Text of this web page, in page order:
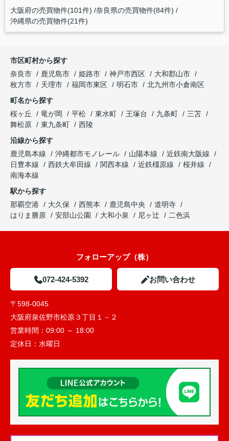
大阪府の売買物件(101件) 奈良県の売買物件(84件)
沖縄県の売買物件(21件)
市区町村から探す
奈良市
鹿児島市 姫路市 神戸市西区
大和郡山市
枚方市
天理市 福岡市東区 明石市
北九州市小倉南区
町名から探す
桜ヶ丘
竜が岡 平松 東水町 王塚台 九条町
三苫
舞松原
東九条町
西陵
沿線から探す
鹿児島本線
沖縄都市モノレール 山陽本線
近鉄南大阪線
日豊本線
西鉄大牟田線 関西本線 近鉄橿原線
桜井線
南海本線
駅から探す
那覇空港
大久保 西熊本 鹿児島中央
道明寺
はりま勝原
安部山公園 大和小泉 尼ヶ辻 二色浜
フォローアップ（株）
072-424-5392 お問い合わせ
〒598-0045
大阪府泉佐野市松原３丁目１－２
営業時間： 09:00 ～ 18:00
定休日： 水曜日